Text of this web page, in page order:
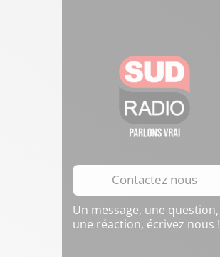
Contactez nous
Un message, une question,
une réaction, écrivez nous !